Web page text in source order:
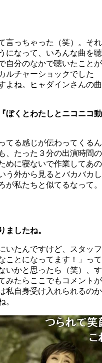
っちゃった（笑）。それ
になって、いろんな曲を聴
自分のなかで聴いたことが
ルチャーショックでした
よね。ヒャダインさんの曲
ぼくとわたしとニコニコ動
る感じが伝わってくるん
、たった３分の出演時間の
めに寝ないで作業してあの
う外から見るとバカバカし
が私たちと似てるなって。
したね。
たんですけど、スタッフ
ことになってます！」って
いかと思ったら（笑）、す
みたらここでもコメントが
私自身受け入れられるのか
。